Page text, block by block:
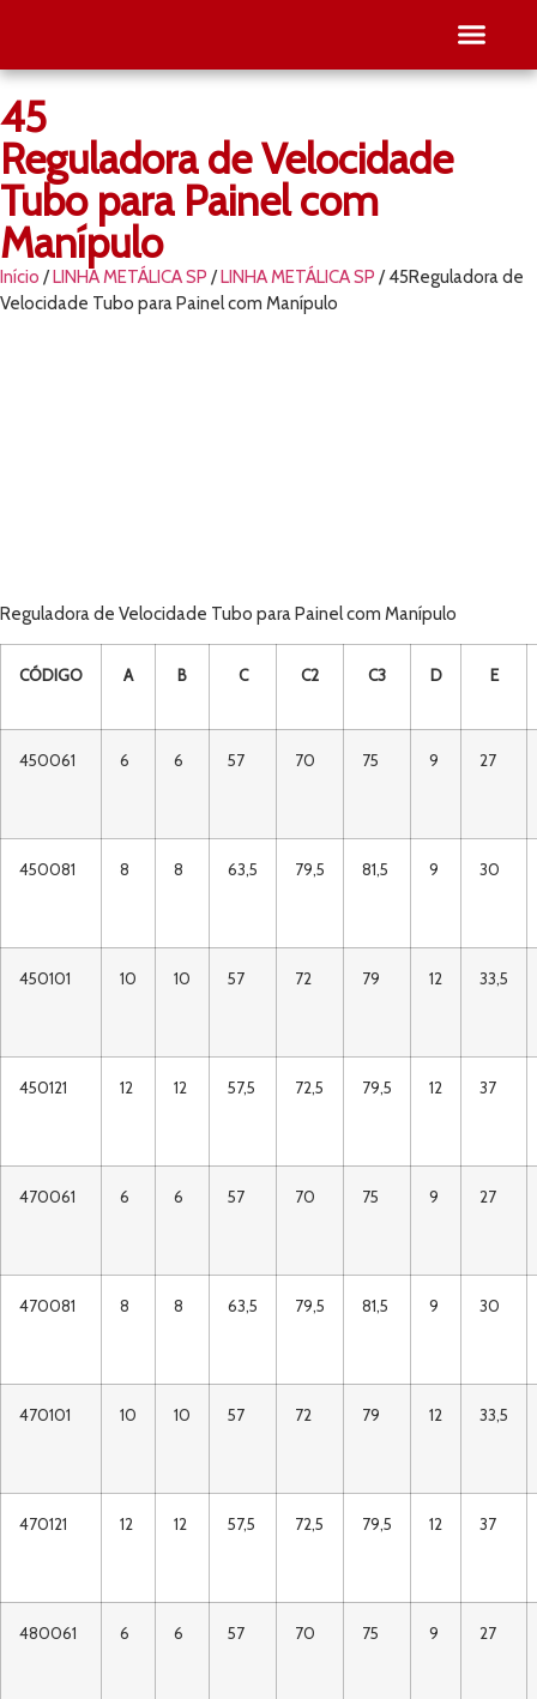
45
Reguladora de Velocidade
Tubo para Painel com
Manípulo
Início /LINHA METÁLICA SP /LINHA METÁLICA SP / 45Reguladora de
Velocidade Tubo para Painel com Manípulo
Reguladora de Velocidade Tubo para Painel com Manípulo
CÓDIGO A B C C2 C3 D E
450061 6 6 57 70 75 9 27
450081 8 8 63,5 79,5 81,5 9 30
450101 10 10 57 72 79 12 33,5
450121 12 12 57,5 72,5 79,5 12 37
470061 6 6 57 70 75 9 27
470081 8 8 63,5 79,5 81,5 9 30
470101 10 10 57 72 79 12 33,5
470121 12 12 57,5 72,5 79,5 12 37
480061 6 6 57 70 75 9 27